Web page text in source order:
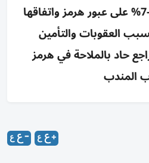
إيران تسعى لرسوم 5-7% على عبور هرمز واتفاقها
العقوبات والتأمين
حاد بالملاحة في هرمز
المندب